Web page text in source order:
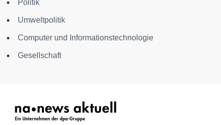
Politik
Umweltpolitik
Computer und Informationstechnologie
Gesellschaft